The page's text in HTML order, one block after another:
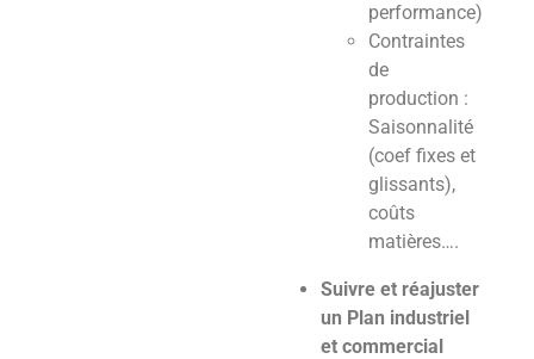
performance)
Contraintes
de
production :
Saisonnalité
(coef fixes et
glissants),
coûts
matières….
Suivre et réajuster
un Plan industriel
et commercial